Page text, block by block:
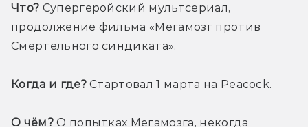
Что? Супергеройский мультсериал,
продолжение фильма «Мегамозг против
Смертельного синдиката».
Когда и где? Стартовал 1 марта на Peacock.
О чём? О попытках Мегамозга, некогда